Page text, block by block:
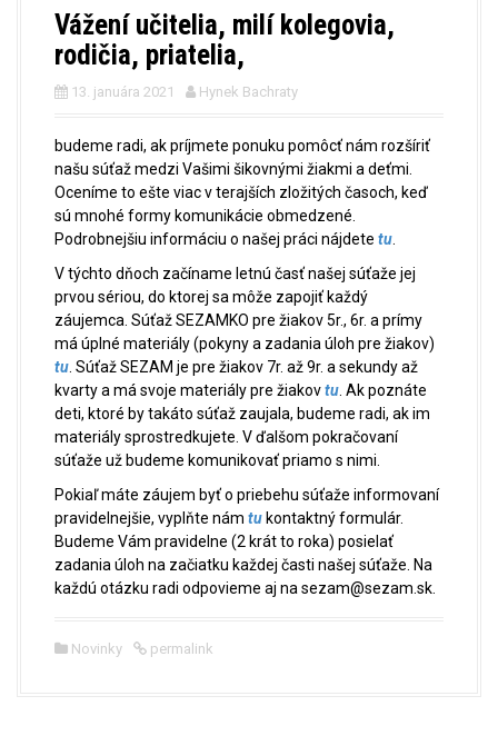
Vážení učitelia, milí kolegovia,
rodičia, priatelia,
13. januára 2021 Hynek Bachraty
budeme radi, ak príjmete ponuku pomôcť nám rozšíriť
našu súťaž medzi Vašimi šikovnými žiakmi a deťmi.
Oceníme to ešte viac v terajších zložitých časoch, keď
sú mnohé formy komunikácie obmedzené.
Podrobnejšiu informáciu o našej práci nájdete tu
V týchto dňoch začíname letnú časť našej súťaže jej
prvou sériou, do ktorej sa môže zapojiť každý
záujemca. Súťaž SEZAMKO pre žiakov 5r., 6r. a prímy
má úplné materiály (pokyny a zadania úloh pre žiakov)
tu . Súťaž SEZAM je pre žiakov 7r. až 9r. a sekundy až
kvarty a má svoje materiály pre žiakovtu . Ak poznáte
deti, ktoré by takáto súťaž zaujala, budeme radi, ak im
materiály sprostredkujete. V ďalšom pokračovaní
súťaže už budeme komunikovať priamo s nimi.
Pokiaľ máte záujem byť o priebehu súťaže informovaní
pravidelnejšie, vyplňte nám tu kontaktný formulár.
Budeme Vám pravidelne (2 krát to roka) posielať
zadania úloh na začiatku každej časti našej súťaže. Na
každú otázku radi odpovieme aj na sezam@sezam.sk.
Novinky permalink